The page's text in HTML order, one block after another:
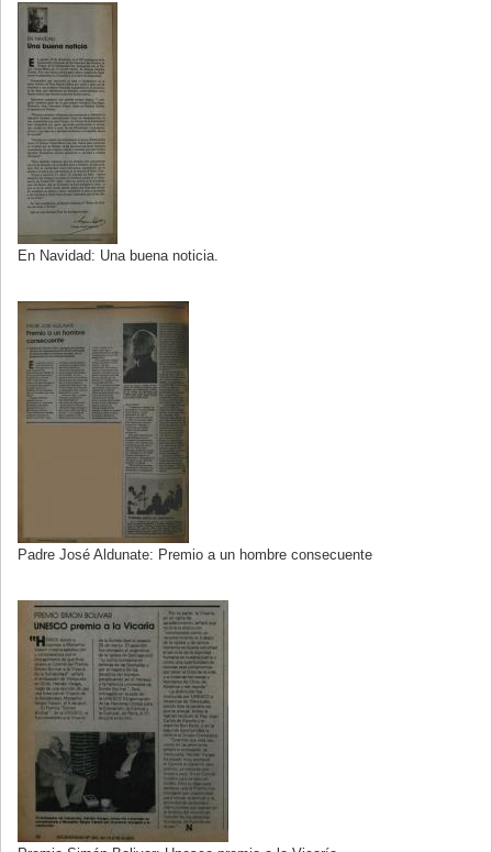
En Navidad: Una buena noticia.
Padre José Aldunate: Premio a un hombre consecuente